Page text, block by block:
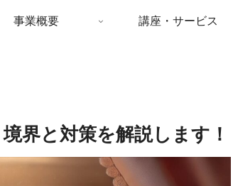
事業概要 講座・サービス
界と対策を解説します！